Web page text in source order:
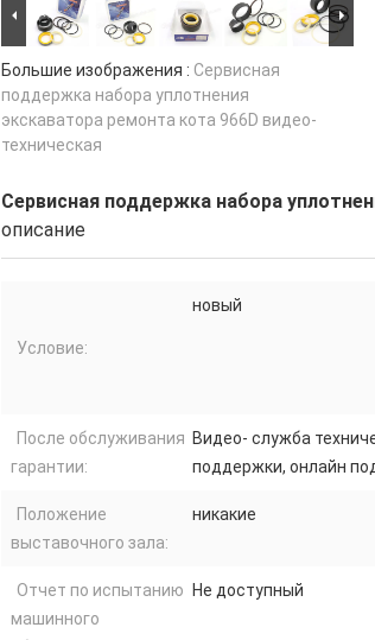
Большие изображения : Сервисная
поддержка набора уплотнения
экскаватора ремонта кота 966D видео-
техническая
Сервисная поддержка набора
описание
Условие:
новый
После обслуживания
гарантии:
Видео- служба
поддержки, онлайн
Положение
выставочного зала:
никакие
Отчет по испытанию
машинного
Не доступный